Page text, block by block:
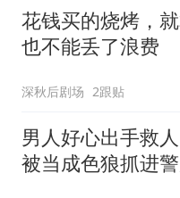
花钱买的烧烤，
也不能丢了浪费
深秋后剧场 2跟贴
男人好心出手救
被当成色狼抓进